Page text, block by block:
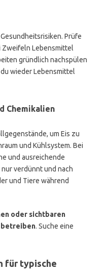
Prüfe
Zweifeln Lebensmittel
gründlich nachspülen
wieder Lebensmittel
Chemikalien
um Eis zu
und Kühlsystem. Bei
und ausreichende
verdünnt und nach
und Tiere während
oder sichtbaren
betreiben. Suche eine
für typische